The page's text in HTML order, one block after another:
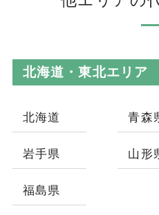
北海道・東北エリア
北海道 青森
岩手県 山形
福島県